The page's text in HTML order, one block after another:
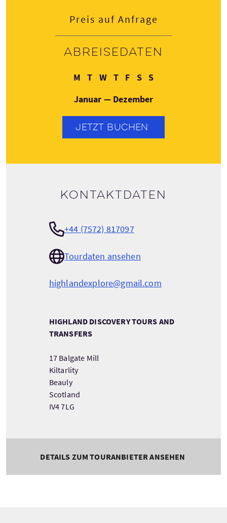
Preis auf Anfrage
Abreisedaten
M Montag
TDienstag
WMittwoch
TDonnerstag
FFreitag
SSamstag
SSonntag
Januar — Dezember
JETZT BUCHEN
Kontaktdaten
+44 (7572) 817097
Tourdaten ansehen
highlandexplore@gmail.com
HIGHLAND DISCOVERY TOURS AND
TRANSFERS
17 Balgate Mill
Kiltarlity
Beauly
Scotland
IV4 7LG
DETAILS ZUM TOURANBIETER ANSEHEN